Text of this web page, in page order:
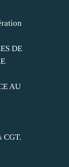
DE
AU
CGT.